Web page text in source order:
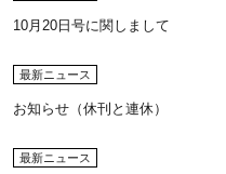
10月20日号に関しまして
最新ニュース
お知らせ（休刊と連休）
最新ニュース